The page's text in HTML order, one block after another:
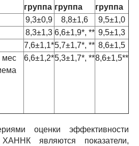
группа группа
группа
9,3±0,9 8,8±1,6
9,5±1,0
8,3±1,3 6,6±1,9*, ** 9,5±1,3
7,6±1,1*5,7±1,7*, ** 8,6±1,5
мес
6,6±1,2*5,3±1,7*, **8,6±1,5**
оценки эффективности
являются показатели,